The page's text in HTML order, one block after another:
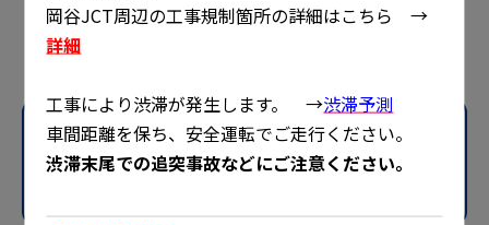
1 2
E19 長野道
安曇野IC～松本IC
岡谷JCT周辺の工事規制箇所の詳細はこちら →
詳細
工事により渋滞が発生します。 →渋滞予測
車間距離を保ち、安全運転でご走行ください。
渋滞末尾での追突事故などにご注意ください。